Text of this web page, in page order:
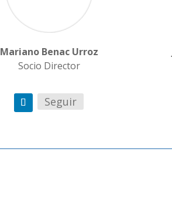
Mariano Benac Urroz
Socio Director
Seguir